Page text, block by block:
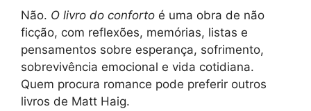
Não. O livro do conforto é uma obra de não
ficção, com reflexões, memórias, listas e
pensamentos sobre esperança, sofrimento,
sobrevivência emocional e vida cotidiana.
Quem procura romance pode preferir outros
livros de Matt Haig.